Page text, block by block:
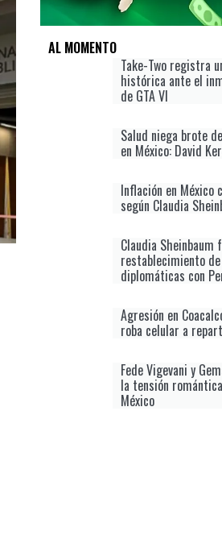
AL MOMENTO
Take-Two registra
histórica ante el
de GTA VI
Salud niega brote
en México: David
Inflación en México
según Claudia
Claudia Sheinbaum
restablecimiento
diplomáticas con
Agresión en
roba celular a
Fede Vigevani y
la tensión romántica
México